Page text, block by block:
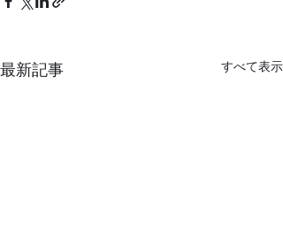
最新記事 すべて表示